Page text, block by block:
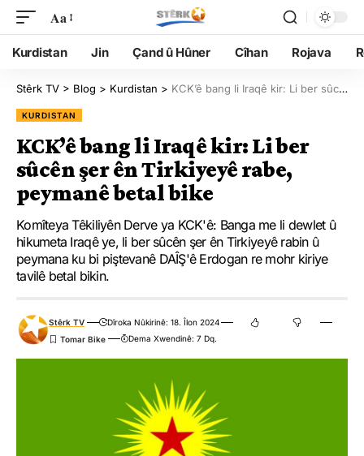
Aa
Kurdistan Jin Çand û Hûner Cîhan Rojava
Stêrk TV > Blog > Kurdistan > KCK’ê bang li Iraqê kir: Li ber sûcên şer ên Tirkiyeyê rabe, peymanê betal bike
KURDISTAN
KCK’ê bang li Iraqê kir: Li ber
sûcên şer ên Tirkiyeyê rabe,
peymanê betal bike
Komîteya Têkiliyên Derve ya KCK'ê: Banga me li dewlet û
hikumeta Iraqê ye, li ber sûcên şer ên Tirkiyeyê rabin û
peymana ku bi piştevanê DAÎŞ'ê Erdogan re mohr kiriye
tavilê betal bikin.
Stêrk TV
Dîroka Nûkirinê: 18. Îlon 2024
Dema Xwendinê: 7 Dq.